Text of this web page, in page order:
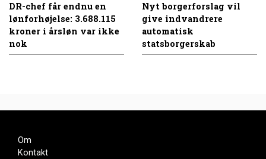
DR-chef får endnu en
lønforhøjelse: 3.688.115
kroner i årsløn var ikke
nok
Nyt borgerforslag vil
give indvandrere
automatisk
statsborgerskab
Om
Kontakt